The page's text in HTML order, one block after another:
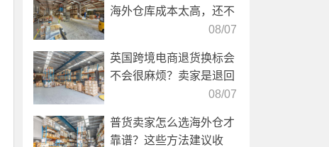
海外仓库成本太高，还不
如直接找第三方自营海外
08/07
英国跨境电商退货换标会
不会很麻烦？卖家是退回
国内还是在海外直接处08/07
普货卖家怎么选海外仓才
靠谱？这些方法建议收